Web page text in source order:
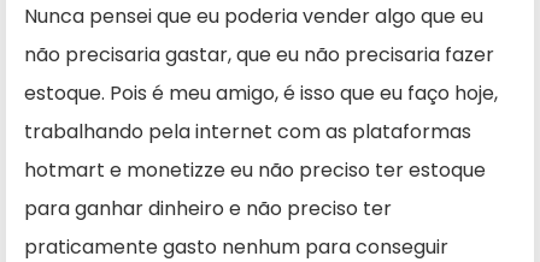
Nunca pensei que eu poderia vender algo que eu
não precisaria gastar, que eu não precisaria fazer
estoque. Pois é meu amigo, é isso que eu faço hoje,
trabalhando pela internet com as plataformas
hotmart e monetizze eu não preciso ter estoque
para ganhar dinheiro e não preciso ter
praticamente gasto nenhum para conseguir